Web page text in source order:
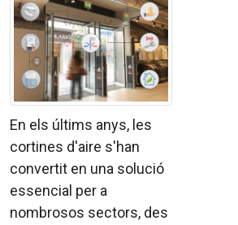
En els últims anys, les
cortines d'aire s'han
convertit en una solució
essencial per a
nombrosos sectors, des